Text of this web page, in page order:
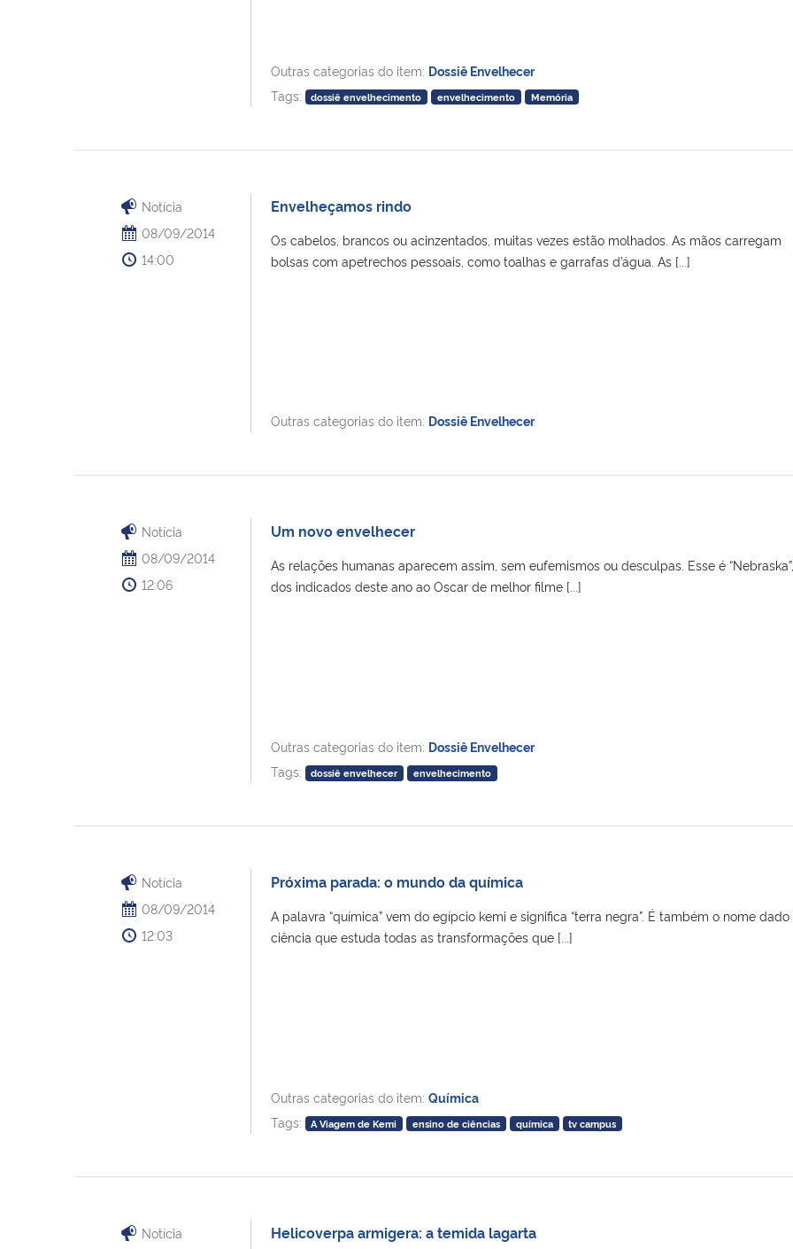
Outras categorias do item: Dossiê Envelhecer
Tags:
dossiê envelhecimento envelhecimento Memória
Notícia
08/09/2014
14:00
Envelheçamos rindo
Os cabelos, brancos ou acinzentados, muitas vezes estão molhados. As mãos carregam
bolsas com apetrechos pessoais, como toalhas e garrafas d’água. As [...]
Outras categorias do item: Dossiê Envelhecer
Notícia
08/09/2014
12:06
Um novo envelhecer
As relações humanas aparecem assim, sem eufemismos ou desculpas. Esse é
dos indicados deste ano ao Oscar de melhor filme [...]
Outras categorias do item: Dossiê Envelhecer
Tags:
dossiê envelhecer envelhecimento
Notícia
08/09/2014
12:03
Próxima parada: o mundo da química
A palavra “química” vem do egípcio kemi e significa “terra negra”. É também o nome dado
ciência que estuda todas as transformações que [...]
Outras categorias do item: Química
Tags:
A Viagem de Kemi ensino de ciências química tv campus
Notícia Helicoverpa armigera: a temida lagarta